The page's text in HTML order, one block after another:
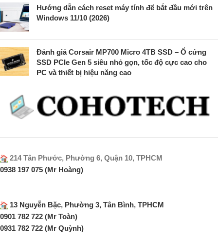
Hướng dẫn cách reset máy tính để bắt đầu mới trên
Windows 11/10 (2026)
Đánh giá Corsair MP700 Micro 4TB SSD – Ổ cứng
SSD PCIe Gen 5 siêu nhỏ gọn, tốc độ cực cao cho
PC và thiết bị hiệu năng cao
214 Tân Phước, Phường 6, Quận 10, TPHCM
0938 197 075 (Mr Hoàng)
13 Nguyễn Bặc, Phường 3, Tân Bình, TPHCM
0901 782 722 (Mr Toàn)
0931 782 722 (Mr Quỳnh)